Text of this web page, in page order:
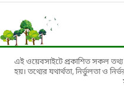
এই ওয়েবসাইটে প্রকাশিত সকল তথ্য
হয়। তথ্যের যথার্থতা, নির্ভুলতা ও